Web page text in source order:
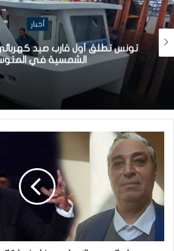
أخبار
تونس تطلق أول قارب صيد
الشمسية في